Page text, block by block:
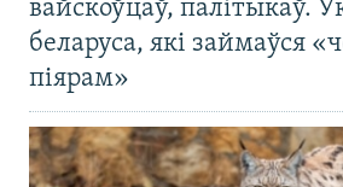
вайскоўцаў, палітыкаў.
беларуса, які займаўся
піярам»